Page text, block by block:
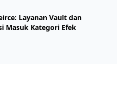
Layanan Vault dan
Masuk Kategori Efek